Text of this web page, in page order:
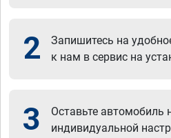
2
Запишитесь на
к нам в сервис на
3
Оставьте автомобиль
индивидуальной